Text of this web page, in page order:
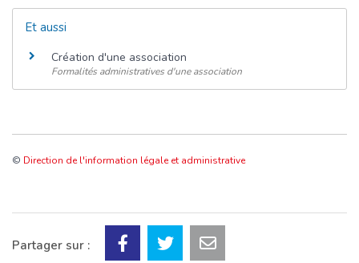
Et aussi
Création d'une association
Formalités administratives d'une association
© Direction de l'information légale et administrative
Partager sur :